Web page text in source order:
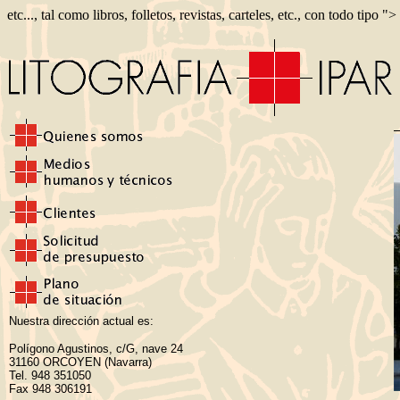
etc..., tal como libros, folletos, revistas, carteles, etc., con todo tipo ">
Nuestra dirección actual es:
Polígono Agustinos, c/G, nave 24
31160 ORCOYEN (Navarra)
Tel. 948 351050
Fax 948 306191